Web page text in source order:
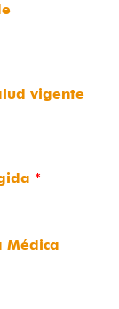
vigente
*
Médica